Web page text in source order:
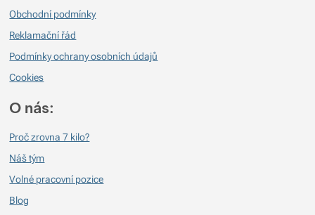
Obchodní podmínky
Reklamační řád
Podmínky ochrany osobních údajů
Cookies
O nás:
Proč zrovna 7 kilo?
Náš tým
Volné pracovní pozice
Blog